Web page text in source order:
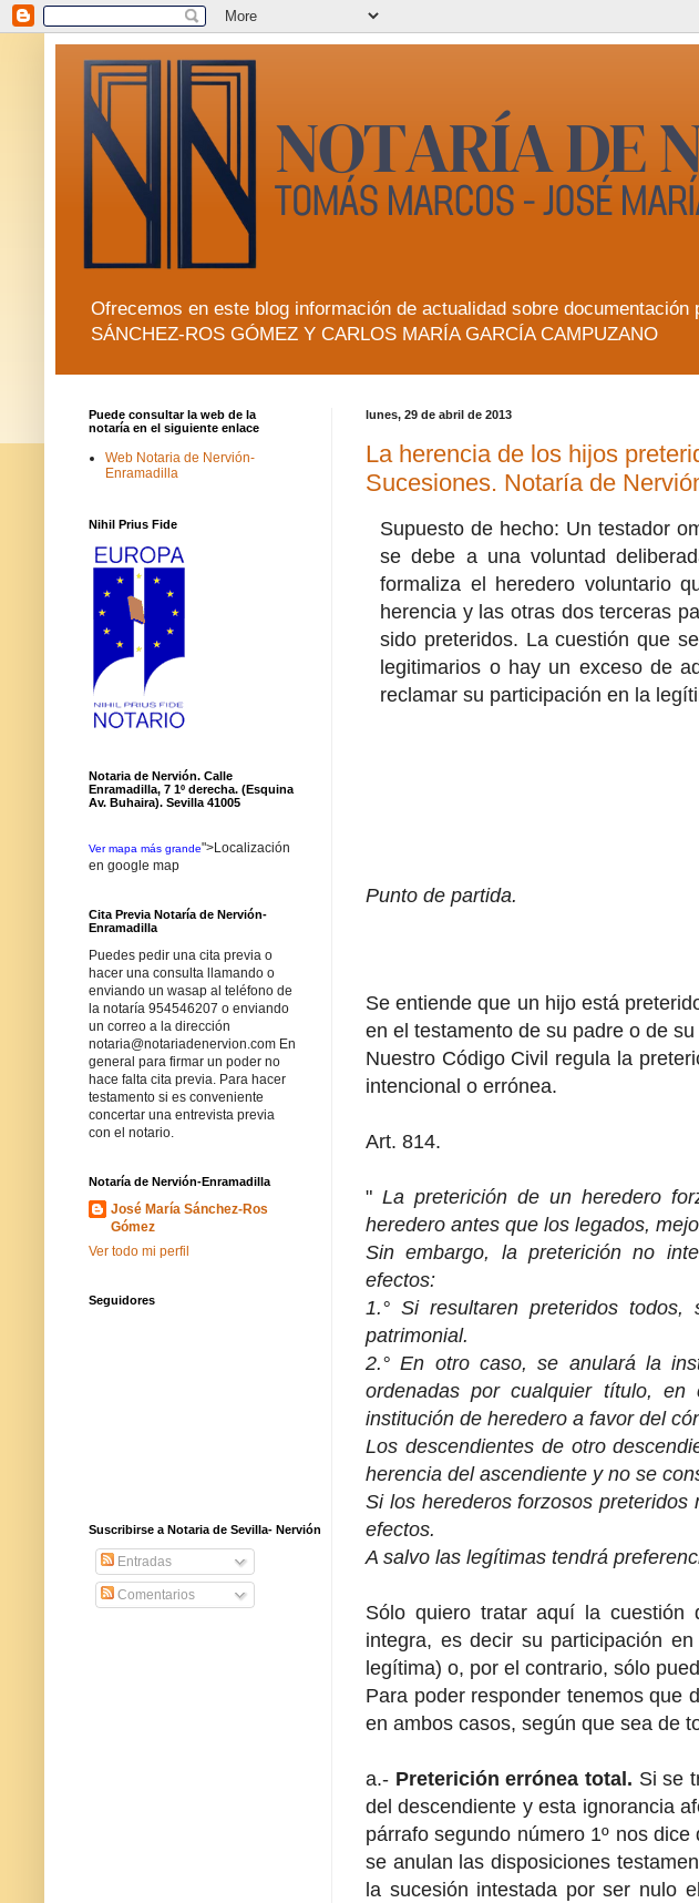
Ofrecemos en este blog información de actualidad sobre
SÁNCHEZ-ROS GÓMEZ Y CARLOS MARÍA GARCÍA CAMPUZANO
lunes, 29 de abril de 2013
La herencia de los hijos
Sucesiones. Notaría de
Supuesto de hecho: Un testador
se debe a una voluntad
formaliza el heredero voluntario
herencia y las otras dos terceras
sido preteridos. La cuestión que
legitimarios o hay un exceso de
reclamar su participación en la
Punto de partida.
Se entiende que un hijo está
en el testamento de su padre o de su
Nuestro Código Civil regula la
intencional o errónea.
Art. 814.
" La preterición de un heredero
heredero antes que los legados,
Sin embargo, la preterición no
efectos:
1.° Si resultaren preteridos todos,
patrimonial.
2.° En otro caso, se anulará la
ordenadas por cualquier título,
institución de heredero a favor del
Los descendientes de otro
herencia del ascendiente y no se
Si los herederos forzosos
efectos.
A salvo las legítimas tendrá
Sólo quiero tratar aquí la
integra, es decir su participación
legítima) o, por el contrario, sólo
Para poder responder tenemos que
en ambos casos, según que sea de
a.- Preterición errónea total. Si se
del descendiente y esta ignorancia
párrafo segundo número 1º nos
se anulan las disposiciones
la sucesión intestada por ser nulo
Puede consultar la web de la
notaría en el siguiente enlace
Web Notaria de Nervión-
Enramadilla
Nihil Prius Fide
Notaria de Nervión. Calle
Enramadilla, 7 1º derecha. (Esquina
Av. Buhaira). Sevilla 41005
Ver mapa más grande">Localización
en google map
Cita Previa Notaría de Nervión-
Enramadilla
Puedes pedir una cita previa o
hacer una consulta llamando o
enviando un wasap al teléfono de
la notaría 954546207 o enviando
un correo a la dirección
notaria@notariadenervion.com En
general para firmar un poder no
hace falta cita previa. Para hacer
testamento si es conveniente
concertar una entrevista previa
con el notario.
Notaría de Nervión-Enramadilla
José María Sánchez-Ros
Gómez
Ver todo mi perfil
Seguidores
Suscribirse a Notaria de Sevilla- Nervión
Entradas
Comentarios